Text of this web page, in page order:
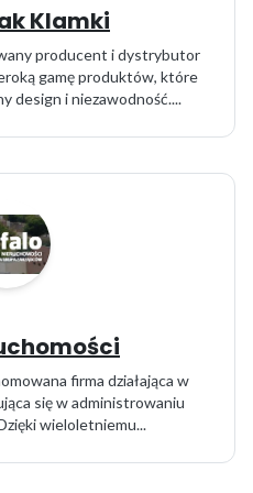
Klamki
producent i dystrybutor
gamę produktów, które
design i niezawodność....
firma działająca w
się w administrowaniu
wieloletniemu...